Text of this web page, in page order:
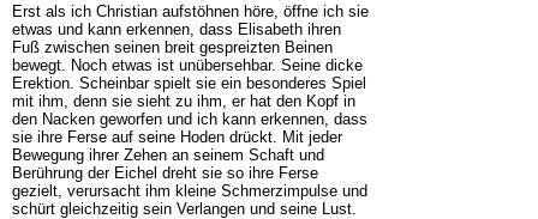
Erst als ich Christian aufstöhnen höre, öffne ich sie
etwas und kann erkennen, dass Elisabeth ihren
Fuß zwischen seinen breit gespreizten Beinen
bewegt. Noch etwas ist unübersehbar. Seine dicke
Erektion. Scheinbar spielt sie ein besonderes Spiel
mit ihm, denn sie sieht zu ihm, er hat den Kopf in
den Nacken geworfen und ich kann erkennen, dass
sie ihre Ferse auf seine Hoden drückt. Mit jeder
Bewegung ihrer Zehen an seinem Schaft und
Berührung der Eichel dreht sie so ihre Ferse
gezielt, verursacht ihm kleine Schmerzimpulse und
schürt gleichzeitig sein Verlangen und seine Lust.